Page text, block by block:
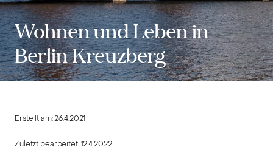
Wohnen und Leben in
Berlin Kreuzberg
Erstellt am:26.4.2021
Zuletzt bearbeitet:12.4.2022